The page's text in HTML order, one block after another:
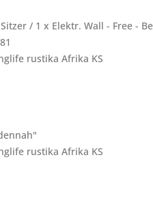
/ 1 x Elektr. Wall - Free -
rustika Afrika KS
rustika Afrika KS